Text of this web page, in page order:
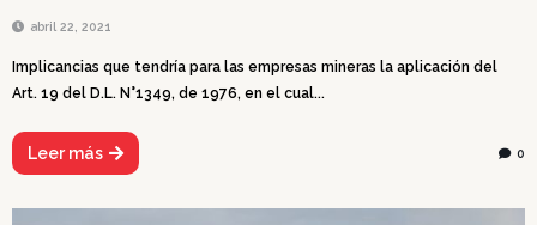
abril 22, 2021
Implicancias que tendría para las empresas mineras la aplicación del
Art. 19 del D.L. N°1349, de 1976, en el cual...
Leer más 0